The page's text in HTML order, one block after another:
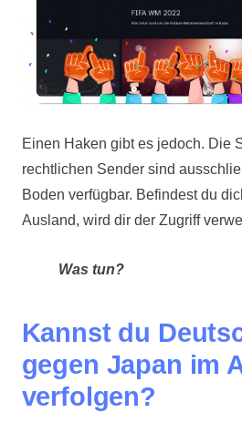
Einen Haken gibt es jedoch. Die
rechtlichen Sender sind
Boden verfügbar. Befindest du
Ausland, wird dir der Zugriff
Was tun?
Kannst du
gegen Japan im
verfolgen?